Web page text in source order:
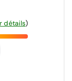
détails)